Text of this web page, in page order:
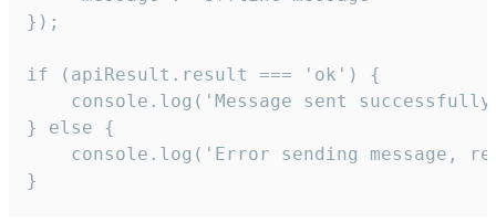
});
if (apiResult.result === 'ok') {
console.log('Message sent
} else {
console.log('Error sending message,
}